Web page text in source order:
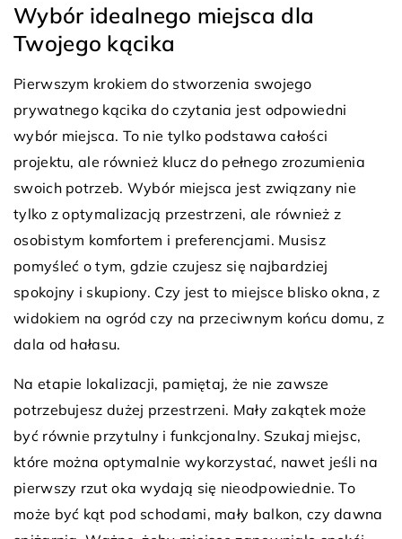
Wybór idealnego miejsca dla
Twojego kącika
Pierwszym krokiem do stworzenia swojego
prywatnego kącika do czytania jest odpowiedni
wybór miejsca. To nie tylko podstawa całości
projektu, ale również klucz do pełnego zrozumienia
swoich potrzeb. Wybór miejsca jest związany nie
tylko z optymalizacją przestrzeni, ale również z
osobistym komfortem i preferencjami. Musisz
pomyśleć o tym, gdzie czujesz się najbardziej
spokojny i skupiony. Czy jest to miejsce blisko okna, z
widokiem na ogród czy na przeciwnym końcu domu, z
dala od hałasu.
Na etapie lokalizacji, pamiętaj, że nie zawsze
potrzebujesz dużej przestrzeni. Mały zakątek może
być równie przytulny i funkcjonalny. Szukaj miejsc,
które można optymalnie wykorzystać, nawet jeśli na
pierwszy rzut oka wydają się nieodpowiednie. To
może być kąt pod schodami, mały balkon, czy dawna